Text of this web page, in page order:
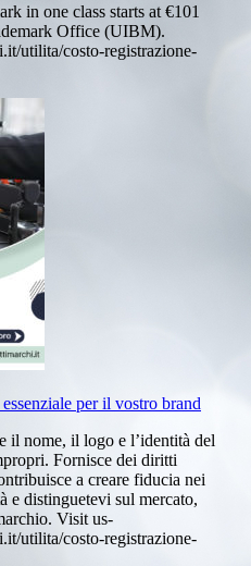
in one class starts at €101
Office (UIBM).
utilita/costo-registrazione-
per il vostro brand
il nome, il logo e l’identità del
Fornisce dei diritti
a creare fiducia nei
e distinguetevi sul mercato,
Visit us-
utilita/costo-registrazione-